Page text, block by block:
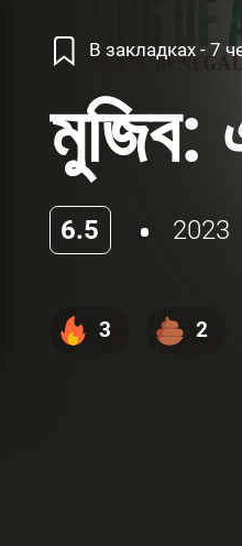
В закладках - 7
মুজিব:
6.5 2023
3 2